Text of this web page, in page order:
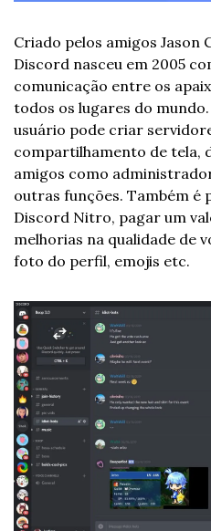
Criado pelos amigos Jason
Discord nasceu em 2005
comunicação entre os
todos os lugares do
usuário pode criar
compartilhamento de tela,
amigos como
outras funções. Também é
Discord Nitro, pagar um
melhorias na qualidade de
foto do perfil, emojis etc.